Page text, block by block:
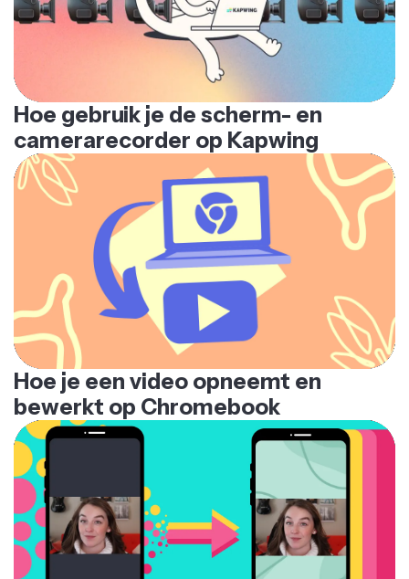
Hoe gebruik je de scherm- en
camerarecorder op Kapwing
Hoe je een video opneemt en
bewerkt op Chromebook